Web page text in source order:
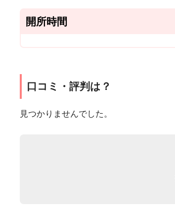
開所時間
口コミ・評判は？
見つかりませんでした。